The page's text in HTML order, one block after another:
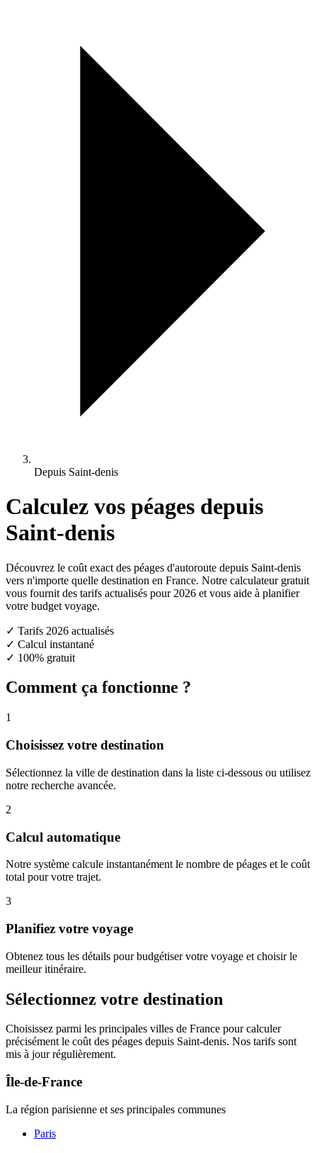
Depuis Saint-denis
Calculez vos péages depuis
Saint-denis
Découvrez le coût exact des péages d'autoroute depuis Saint-denis
vers n'importe quelle destination en France. Notre calculateur gratuit
vous fournit des tarifs actualisés pour 2026 et vous aide à planifier
votre budget voyage.
✓ Tarifs 2026 actualisés
✓ Calcul instantané
✓ 100% gratuit
Comment ça fonctionne ?
1
Choisissez votre destination
Sélectionnez la ville de destination dans la liste ci-dessous ou utilisez
notre recherche avancée.
2
Calcul automatique
Notre système calcule instantanément le nombre de péages et le coût
total pour votre trajet.
3
Planifiez votre voyage
Obtenez tous les détails pour budgétiser votre voyage et choisir le
meilleur itinéraire.
Sélectionnez votre destination
Choisissez parmi les principales villes de France pour calculer
précisément le coût des péages depuis Saint-denis. Nos tarifs sont
mis à jour régulièrement.
Île-de-France
La région parisienne et ses principales communes
Paris